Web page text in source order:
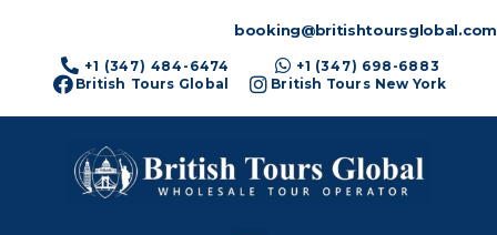
booking@britishtoursglobal.com
+1 (347) 484-6474
+1 (347) 698-6883
British Tours Global
British Tours New York